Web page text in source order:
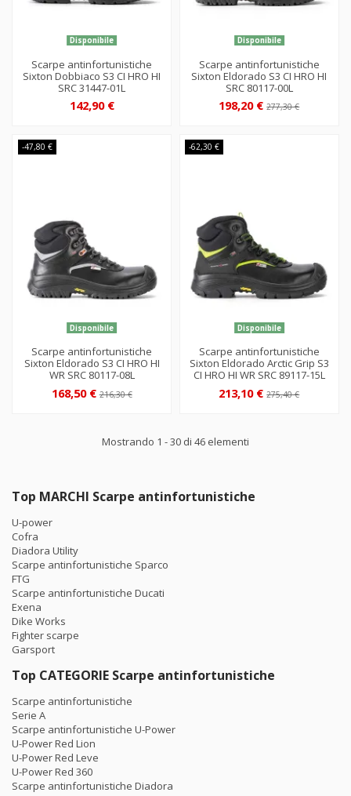
Disponibile
Scarpe antinfortunistiche
Sixton Dobbiaco S3 CI HRO HI
SRC 31447-01L
142,90 €
Disponibile
Scarpe antinfortunistiche
Sixton Eldorado S3 CI HRO HI
SRC 80117-00L
198,20 €277,30 €
-47,80 €
Disponibile
Scarpe antinfortunistiche
Sixton Eldorado S3 CI HRO HI
WR SRC 80117-08L
168,50 €216,30 €
-62,30 €
Disponibile
Scarpe antinfortunistiche
Sixton Eldorado Arctic Grip S3
CI HRO HI WR SRC 89117-15L
213,10 €275,40 €
Mostrando 1 - 30 di 46 elementi
Top MARCHI Scarpe antinfortunistiche
U-power
Cofra
Diadora Utility
Scarpe antinfortunistiche Sparco
FTG
Scarpe antinfortunistiche Ducati
Exena
Dike Works
Fighter scarpe
Garsport
Top CATEGORIE Scarpe antinfortunistiche
Scarpe antinfortunistiche
Serie A
Scarpe antinfortunistiche U-Power
U-Power Red Lion
U-Power Red Leve
U-Power Red 360
Scarpe antinfortunistiche Diadora